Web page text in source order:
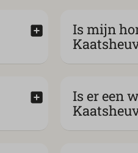
Is mijn
Is er een